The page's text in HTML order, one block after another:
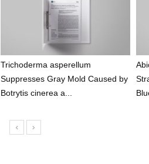
Trichoderma asperellum
Suppresses Gray Mold Caused by
Botrytis cinerea a...